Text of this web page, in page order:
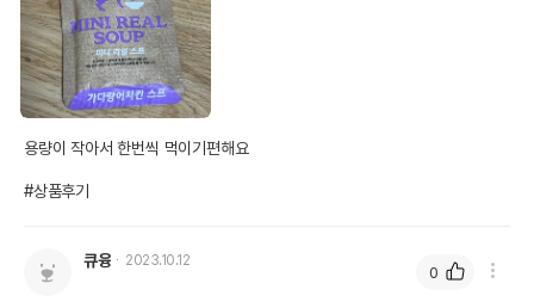
용량이 작아서 한번씩 먹이기편해요
#상품후기
큐융 2023.10.12
0